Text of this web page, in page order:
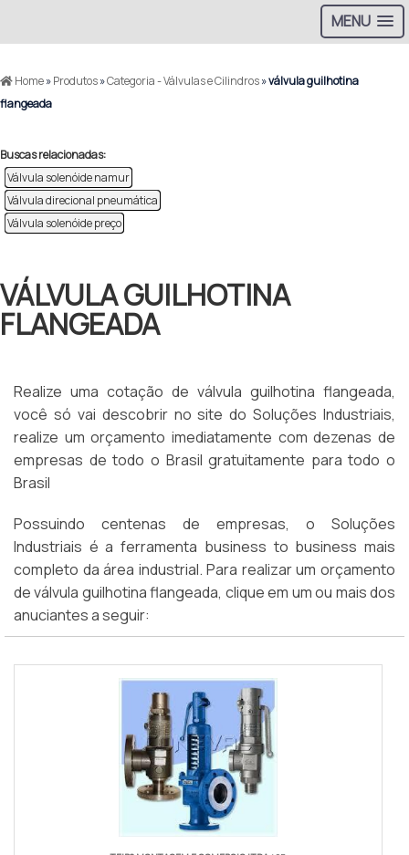
MENU
Home»Produtos»Categoria - Válvulas e Cilindros»válvula guilhotina
flangeada
Buscas relacionadas:
Válvula solenóide namur
Válvula direcional pneumática
Válvula solenóide preço
VÁLVULA GUILHOTINA
FLANGEADA
Realize uma cotação de válvula guilhotina flangeada,
você só vai descobrir no site do Soluções Industriais,
realize um orçamento imediatamente com dezenas de
empresas de todo o Brasil gratuitamente para todo o
Brasil
Possuindo centenas de empresas, o Soluções
Industriais é a ferramenta business to business mais
completo da área industrial. Para realizar um orçamento
de válvula guilhotina flangeada, clique em um ou mais dos
anuciantes a seguir: